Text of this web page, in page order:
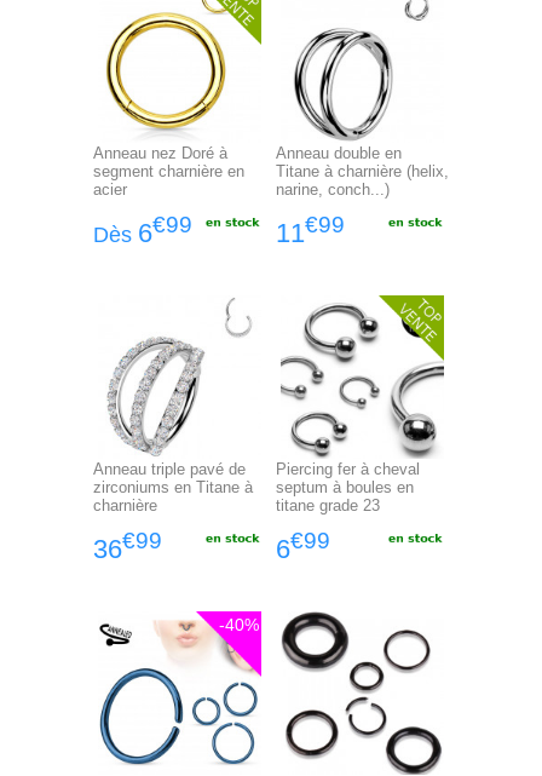
Anneau nez Doré à
segment charnière en
acier
Dès 6€99
Anneau double en
Titane à charnière (helix,
narine, conch...)
11€99
Anneau triple pavé de
zirconiums en Titane à
charnière
36€99
Piercing fer à cheval
septum à boules en
titane grade 23
6€99
-40%